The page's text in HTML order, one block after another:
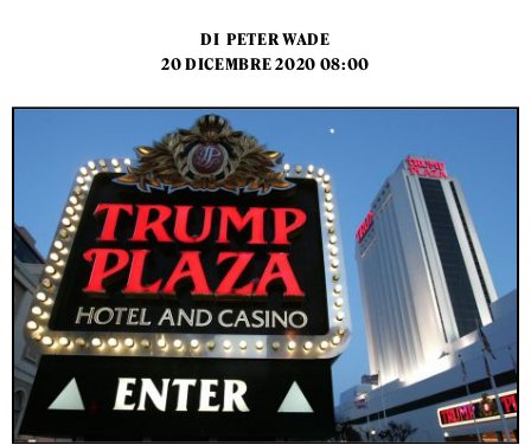
DI PETER WADE
20 DICEMBRE 2020 08:00